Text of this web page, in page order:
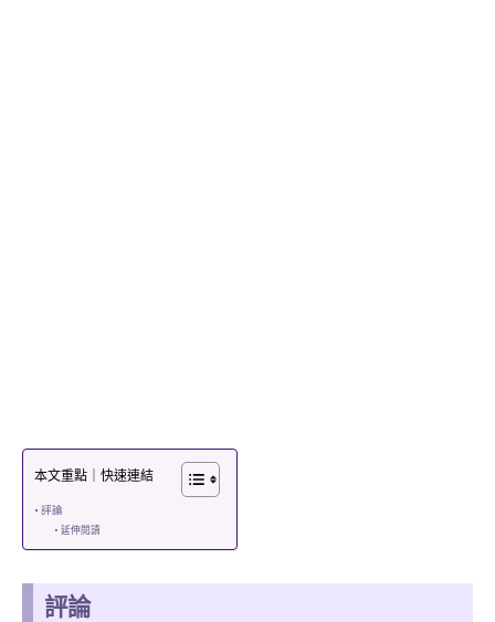
本文重點｜快速連結
評論
延伸閱讀
評論